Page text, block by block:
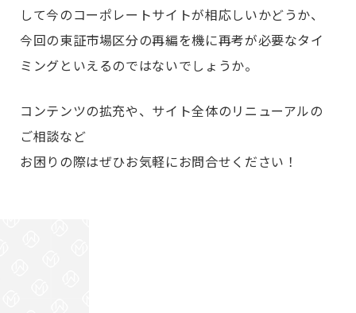
して今のコーポレートサイトが相応しいかどうか、
今回の東証市場区分の再編を機に再考が必要なタイ
ミングといえるのではないでしょうか。
コンテンツの拡充や、サイト全体のリニューアルの
ご相談など
お困りの際はぜひお気軽にお問合せください！